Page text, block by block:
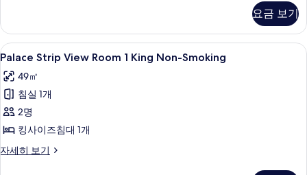
진
모
두
보
기
2
Queens
Non-
자
세
히
보
기
요금 보기
Palace
Strip
View
Room
1
King
Non-
Smoking
Palace Strip View Room 1 King Non-
4
Palace Strip View Room 1 King Non-Smoking
49㎡
침실 1개
2명
킹사이즈침대 1개
자세히 보기
Palace